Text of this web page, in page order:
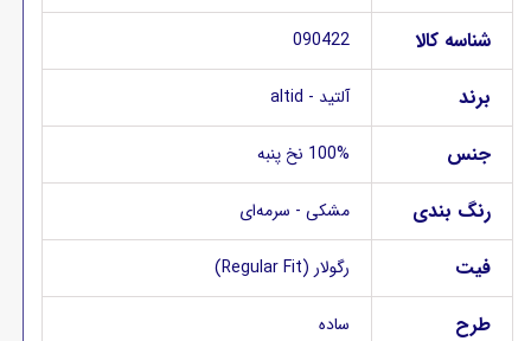
شناسه کالا 090422
برند آلتید - altid
جنس 100% نخ پنبه
رنگ بندی مشکی - سرمه‌ای
فیت رگولار (Regular Fit)
طرح ساده